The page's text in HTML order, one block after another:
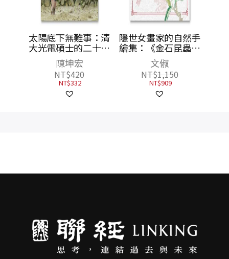
隱世女畫家的自然手
繪集：《金石昆蟲草
木狀》花果篇
文俶
NT$1,150
NT$909